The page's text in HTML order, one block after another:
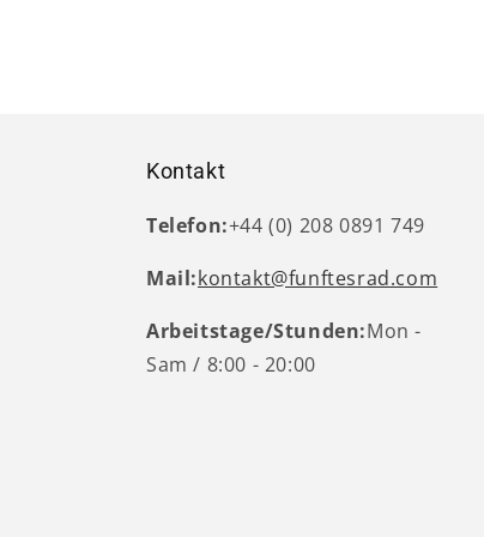
Kontakt
Telefon:+44 (0) 208 0891 749
Mail:kontakt@funftesrad.com
Arbeitstage/Stunden:Mon -
Sam / 8:00 - 20:00